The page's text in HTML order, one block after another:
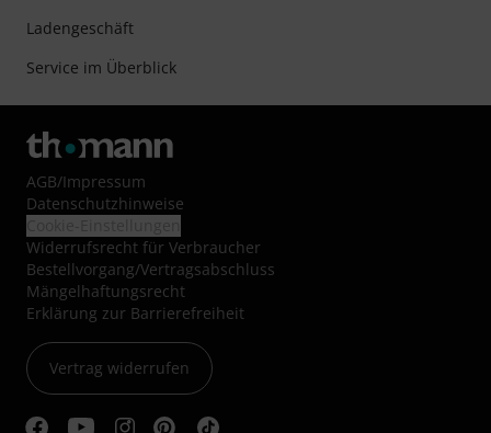
Ladengeschäft
Service im Überblick
AGB/Impressum
Datenschutzhinweise
Widerrufsrecht für Verbraucher
Bestellvorgang/Vertragsabschluss
Mängelhaftungsrecht
Erklärung zur Barrierefreiheit
Vertrag widerrufen